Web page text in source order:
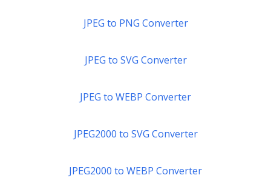
JPEG to PNG Converter
JPEG to SVG Converter
JPEG to WEBP Converter
JPEG2000 to SVG Converter
JPEG2000 to WEBP Converter